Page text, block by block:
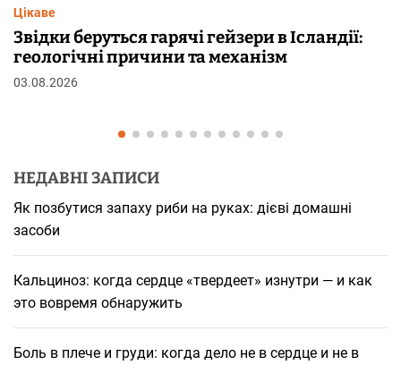
Цікаве
Чому від переляку з’являються мурашки
шкірі: фізіологія пілоерекції
29.07.2026
НЕДАВНІ ЗАПИСИ
Як позбутися запаху риби на руках: дієві домашні
засоби
Кальциноз: когда сердце «твердеет» изнутри — и как
это вовремя обнаружить
Боль в плече и груди: когда дело не в сердце и не в